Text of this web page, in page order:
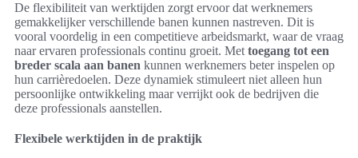
De flexibiliteit van werktijden zorgt ervoor dat werknemers
gemakkelijker verschillende banen kunnen nastreven. Dit is
vooral voordelig in een competitieve arbeidsmarkt, waar de vraag
naar ervaren professionals continu groeit. Met toegang tot een
breder scala aan banen kunnen werknemers beter inspelen op
hun carrièredoelen. Deze dynamiek stimuleert niet alleen hun
persoonlijke ontwikkeling maar verrijkt ook de bedrijven die
deze professionals aanstellen.
Flexibele werktijden in de praktijk